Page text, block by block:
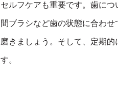
セルフケアも重要です。歯に
間ブラシなど歯の状態に合わ
磨きましょう。そして、定期
す。